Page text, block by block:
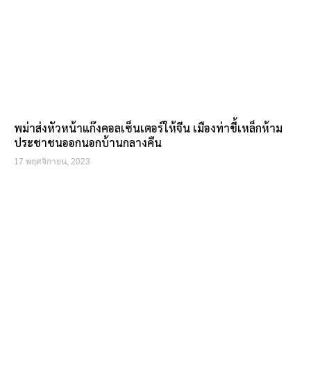
พม่าส่งหัวหน้าแก๊งคอลเซ็นเตอร์ให้จีน เมืองท่าขี้เหล็กห้าม
ประชาชนออกนอกบ้านกลางคืน
17 พฤศจิกายน, 2023